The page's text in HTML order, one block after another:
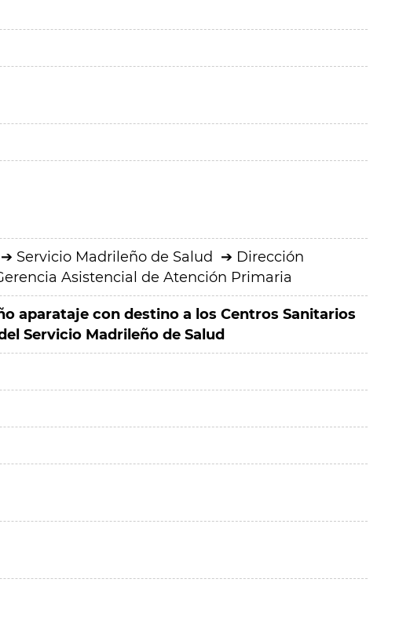
Servicio Madrileño de Salud
Dirección
Asistencial de Atención Primaria
aparataje con destino a los Centros Sanitarios
Servicio Madrileño de Salud